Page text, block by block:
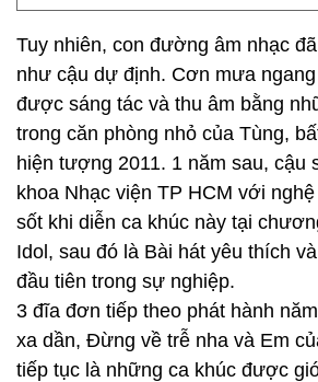
Tuy nhiên, con đường âm nhạc
như cậu dự định. Cơn mưa
được sáng tác và thu âm bằng
trong căn phòng nhỏ của Tùng,
hiện tượng 2011. 1 năm sau, cậu
khoa Nhạc viện TP HCM với
sốt khi diễn ca khúc này tại
Idol, sau đó là Bài hát yêu thích
đầu tiên trong sự nghiệp.
3 đĩa đơn tiếp theo phát hành
xa dần, Đừng về trễ nha và Em
tiếp tục là những ca khúc được